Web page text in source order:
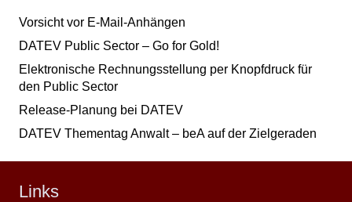
Vorsicht vor E-Mail-Anhängen
DATEV Public Sector – Go for Gold!
Elektronische Rechnungsstellung per Knopfdruck für
den Public Sector
Release-Planung bei DATEV
DATEV Thementag Anwalt – beA auf der Zielgeraden
Links